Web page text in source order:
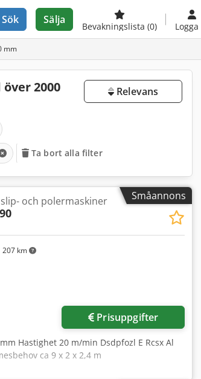
Sök Sälja
Bevakningslista (0)
mm
2000
Relevans
Ta bort alla filter
Småannons
km
och polermaskiner
Prisuppgifter
Hastighet 20 m/min Dsdpfozl E Rcsx Al
ca 9 x 2 x 2,4 m